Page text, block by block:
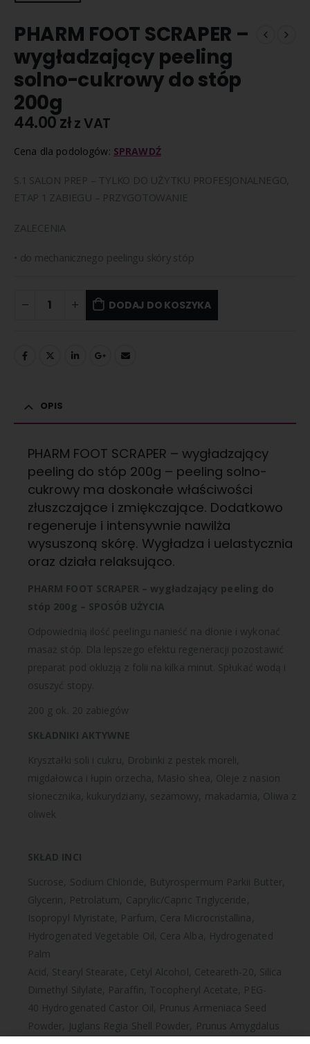
PHARM FOOT SCRAPER –
wygładzający peeling
solno-cukrowy do stóp
200g
44.00zł z VAT
Cena dla podologów: SPRAWDŹ
S.1 SALON PREP – TYLKO DO UŻYTKU PROFESJONALNEGO,
ETAP 1 ZABIEGU – PRZYGOTOWANIE
ZALECENIA
• do mechanicznego peelingu skóry stóp
DODAJ DO KOSZYKA
OPIS
PHARM FOOT SCRAPER – wygładzający
peeling do stóp 200g – peeling solno-
cukrowy ma doskonałe właściwości
złuszczające i zmiękczające. Dodatkowo
regeneruje i intensywnie nawilża
wysuszoną skórę. Wygładza i uelastycznia
oraz działa relaksująco.
PHARM FOOT SCRAPER – wygładzający peeling do
stóp 200g – SPOSÓB UŻYCIA
Odpowiednią ilość peelingu nanieść na dłonie i wykonać
masaż stóp. Dla lepszego efektu regeneracji pozostawić
preparat pod okluzją z folii na kilka minut. Spłukać wodą i
osuszyć stopy.
200 g ok. 20 zabiegów
SKŁADNIKI AKTYWNE
Kryształki soli i cukru, Drobinki z pestek moreli,
migdałowca i łupin orzecha, Masło shea, Oleje z nasion
słonecznika, kukurydziany, sezamowy, makadamia, Oliwa z
oliwek
SKŁAD INCI
Sucrose, Sodium Chloride, Butyrospermum Parkii Butter,
Glycerin, Petrolatum, Caprylic/Capric Triglyceride,
Isopropyl Myristate, Parfum, Cera Microcristallina,
Hydrogenated Vegetable Oil, Cera Alba, Hydrogenated
Palm
Acid, Stearyl Stearate, Cetyl Alcohol, Ceteareth-20, Silica
Dimethyl Silylate, Paraffin, Tocopheryl Acetate, PEG-
40 Hydrogenated Castor Oil, Prunus Armeniaca Seed
Powder, Juglans Regia Shell Powder, Prunus Amygdalus